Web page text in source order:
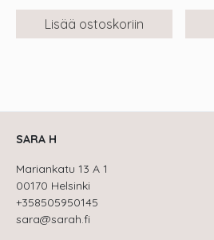
Lisää ostoskoriin
SARA H
Mariankatu 13 A 1
00170 Helsinki
+358505950145
sara@sarah.fi